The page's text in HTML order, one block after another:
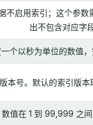
不启用索引；这个参
出不包含对应字
个以秒为单位的数值
本号。默认的索引版
值在 1 到 99,999 之